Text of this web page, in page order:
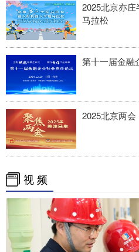
2025北京亦
马拉松
第十一届金融
2025北京两
视 频